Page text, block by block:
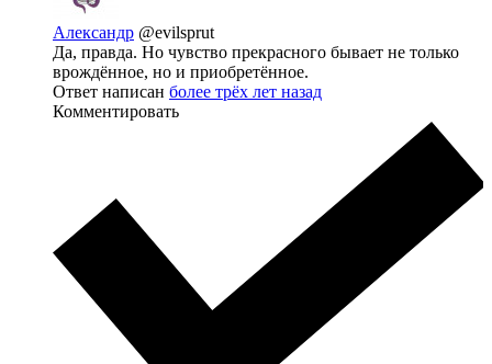
Александр @evilsprut
Да, правда. Но чувство прекрасного бывает не только
врождённое, но и приобретённое.
Ответ написан более трёх лет назад
Комментировать